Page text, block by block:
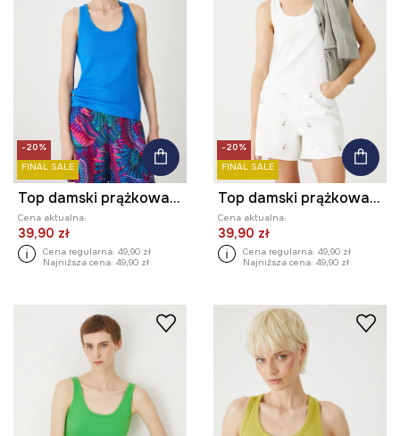
-20%
FINAL SALE
Top damski prążkowany z modalem kolor niebieski
Cena aktualna:
39,90 zł
Cena regularna: 49,90 zł
Najniższa cena: 49,90 zł
-20%
FINAL SALE
Top damski prążkowany z modalem kolor biały
Cena aktualna:
39,90 zł
Cena regularna: 49,90 zł
Najniższa cena: 49,90 zł